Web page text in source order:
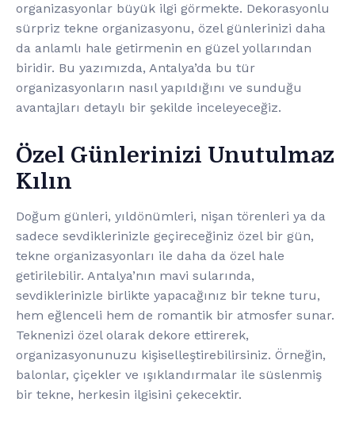
organizasyonlar büyük ilgi görmekte. Dekorasyonlu
sürpriz tekne organizasyonu, özel günlerinizi daha
da anlamlı hale getirmenin en güzel yollarından
biridir. Bu yazımızda, Antalya’da bu tür
organizasyonların nasıl yapıldığını ve sunduğu
avantajları detaylı bir şekilde inceleyeceğiz.
Özel Günlerinizi Unutulmaz
Kılın
Doğum günleri, yıldönümleri, nişan törenleri ya da
sadece sevdiklerinizle geçireceğiniz özel bir gün,
tekne organizasyonları ile daha da özel hale
getirilebilir. Antalya’nın mavi sularında,
sevdiklerinizle birlikte yapacağınız bir tekne turu,
hem eğlenceli hem de romantik bir atmosfer sunar.
Teknenizi özel olarak dekore ettirerek,
organizasyonunuzu kişiselleştirebilirsiniz. Örneğin,
balonlar, çiçekler ve ışıklandırmalar ile süslenmiş
bir tekne, herkesin ilgisini çekecektir.